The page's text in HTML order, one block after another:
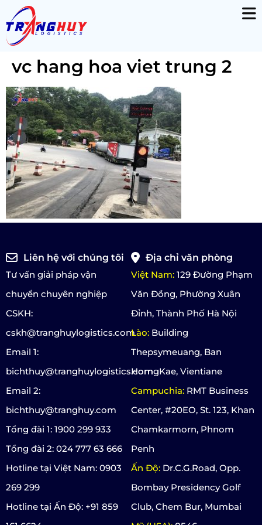
vc hang hoa viet trung 2
Liên hệ với chúng tôi
Tư vấn giải pháp vận
chuyển chuyên nghiệp
CSKH:
cskh@tranghuylogistics.com
Email 1:
bichthuy@tranghuylogistics.com
Email 2:
bichthuy@tranghuy.com
Tổng đài 1: 1900 299 933
Tổng đài 2: 024 777 63 666
Hotline tại Việt Nam: 0903
269 299
Hotline tại Ấn Độ: +91 859
Địa chỉ văn phòng
Việt Nam: 129 Đường Phạm
Văn Đồng, Phường Xuân
Đỉnh, Thành Phố Hà Nội
Lào: Building
Thepsymeuang, Ban
HorngKae, Vientiane
Campuchia: RMT Business
Center, #20EO, St. 123, Khan
Chamkarmorn, Phnom
Penh
Ấn Độ: Dr.C.G.Road, Opp.
Bombay Presidency Golf
Club, Chem Bur, Mumbai